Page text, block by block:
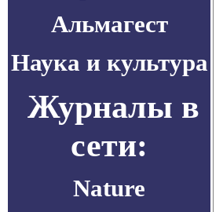
Альмагест
Наука и культура
Журналы в
сети:
Nature